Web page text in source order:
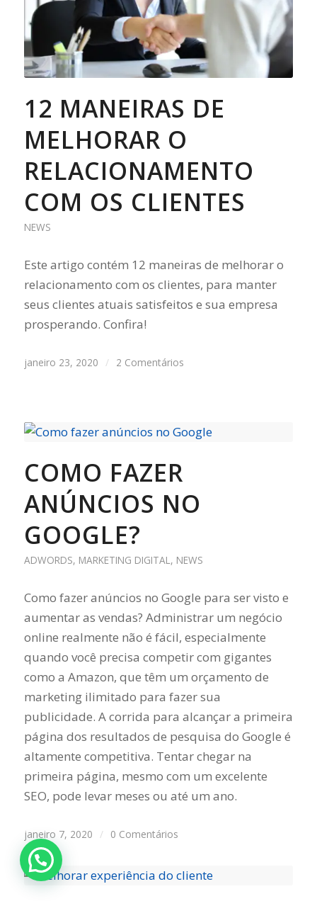
12 MANEIRAS DE
MELHORAR O
RELACIONAMENTO
COM OS CLIENTES
NEWS
Este artigo contém 12 maneiras de melhorar o
relacionamento com os clientes, para manter
seus clientes atuais satisfeitos e sua empresa
prosperando. Confira!
janeiro 23, 2020 / 2 Comentários
COMO FAZER
ANÚNCIOS NO
GOOGLE?
ADWORDS, MARKETING DIGITAL, NEWS
Como fazer anúncios no Google para ser visto e
aumentar as vendas? Administrar um negócio
online realmente não é fácil, especialmente
quando você precisa competir com gigantes
como a Amazon, que têm um orçamento de
marketing ilimitado para fazer sua
publicidade. A corrida para alcançar a primeira
página dos resultados de pesquisa do Google é
altamente competitiva. Tentar chegar na
primeira página, mesmo com um excelente
SEO, pode levar meses ou até um ano.
janeiro 7, 2020 / 0 Comentários